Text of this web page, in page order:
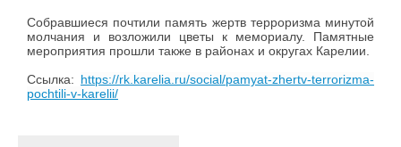
Собравшиеся почтили память жертв терроризма минутой
молчания и возложили цветы к мемориалу. Памятные
мероприятия прошли также в районах и округах Карелии.
Ссылка: https://rk.karelia.ru/social/pamyat-zhertv-terrorizma-
pochtili-v-karelii/